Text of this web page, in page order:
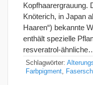
Kopfhaarergrauung.
Knöterich, in Japan
Haaren“) bekannte
enthält spezielle
resveratrol-
Schlagwörter:
Farbpigment